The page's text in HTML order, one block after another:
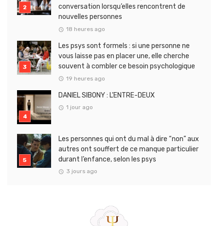
conversation lorsqu’elles rencontrent de
nouvelles personnes
18 heures ago
Les psys sont formels : si une personne ne
vous laisse pas en placer une, elle cherche
souvent à combler ce besoin psychologique
19 heures ago
DANIEL SIBONY : L’ENTRE-DEUX
1 jour ago
Les personnes qui ont du mal à dire “non” aux
autres ont souffert de ce manque particulier
durant l’enfance, selon les psys
3 jours ago